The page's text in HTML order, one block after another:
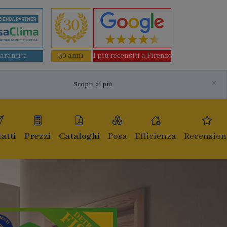
30 anni I più recensiti a Firenze
Scopri di più ×
Prezzi Cataloghi Posa Efficienza